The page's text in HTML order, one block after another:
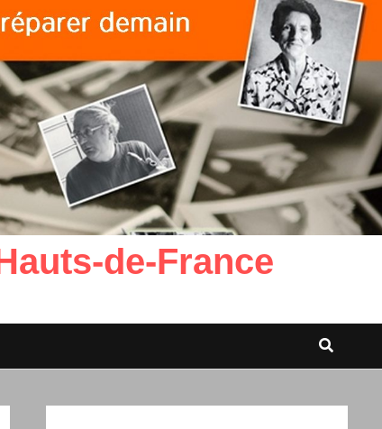
de-France